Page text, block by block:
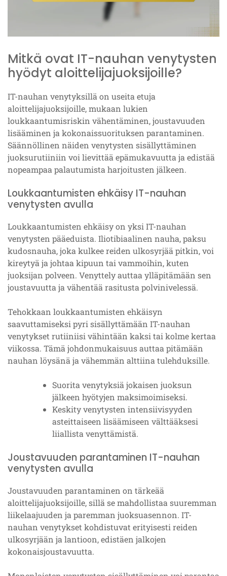
Mitkä ovat IT-nauhan venytysten
hyödyt aloittelijajuoksijoille?
IT-nauhan venytyksillä on useita etuja
aloittelijajuoksijoille, mukaan lukien
loukkaantumisriskin vähentäminen, joustavuuden
lisääminen ja kokonaissuorituksen parantaminen.
Säännöllinen näiden venytysten sisällyttäminen
juoksurutiiniin voi lievittää epämukavuutta ja edistää
nopeampaa palautumista harjoitusten jälkeen.
Loukkaantumisten ehkäisy IT-nauhan
venytysten avulla
Loukkaantumisten ehkäisy on yksi IT-nauhan
venytysten pääeduista. Iliotibiaalinen nauha, paksu
kudosnauha, joka kulkee reiden ulkosyrjää pitkin, voi
kireytyä ja johtaa kipuun tai vammoihin, kuten
juoksijan polveen. Venyttely auttaa ylläpitämään sen
joustavuutta ja vähentää rasitusta polvinivelessä.
Tehokkaan loukkaantumisten ehkäisyn
saavuttamiseksi pyri sisällyttämään IT-nauhan
venytykset rutiiniisi vähintään kaksi tai kolme kertaa
viikossa. Tämä johdonmukaisuus auttaa pitämään
nauhan löysänä ja vähemmän alttiina tulehduksille.
Suorita venytyksiä jokaisen juoksun
jälkeen hyötyjen maksimoimiseksi.
Keskity venytysten intensiivisyyden
asteittaiseen lisäämiseen välttääksesi
liiallista venyttämistä.
Joustavuuden parantaminen IT-nauhan
venytysten avulla
Joustavuuden parantaminen on tärkeää
aloittelijajuoksijoille, sillä se mahdollistaa suuremman
liikelaajuuden ja paremman juoksuasennon. IT-
nauhan venytykset kohdistuvat erityisesti reiden
ulkosyrjään ja lantioon, edistäen jalkojen
kokonaisjoustavuutta.